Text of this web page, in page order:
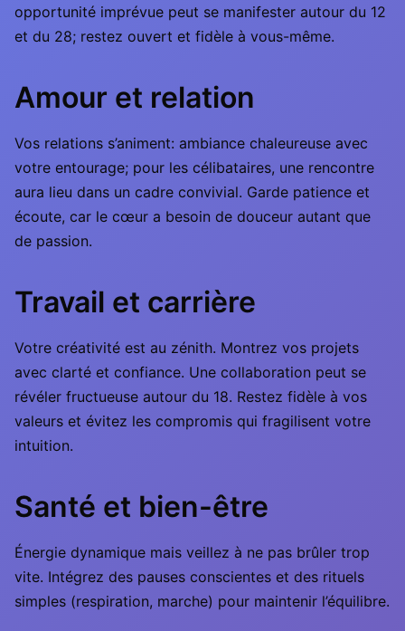
opportunité imprévue peut se manifester autour du 12
et du 28; restez ouvert et fidèle à vous-même.
Amour et relation
Vos relations s’animent: ambiance chaleureuse avec
votre entourage; pour les célibataires, une rencontre
aura lieu dans un cadre convivial. Garde patience et
écoute, car le cœur a besoin de douceur autant que
de passion.
Travail et carrière
Votre créativité est au zénith. Montrez vos projets
avec clarté et confiance. Une collaboration peut se
révéler fructueuse autour du 18. Restez fidèle à vos
valeurs et évitez les compromis qui fragilisent votre
intuition.
Santé et bien-être
Énergie dynamique mais veillez à ne pas brûler trop
vite. Intégrez des pauses conscientes et des rituels
simples (respiration, marche) pour maintenir l’équilibre.